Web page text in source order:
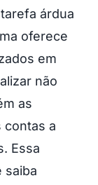
árdua
oferece
em
não
as
contas a
Essa
saiba